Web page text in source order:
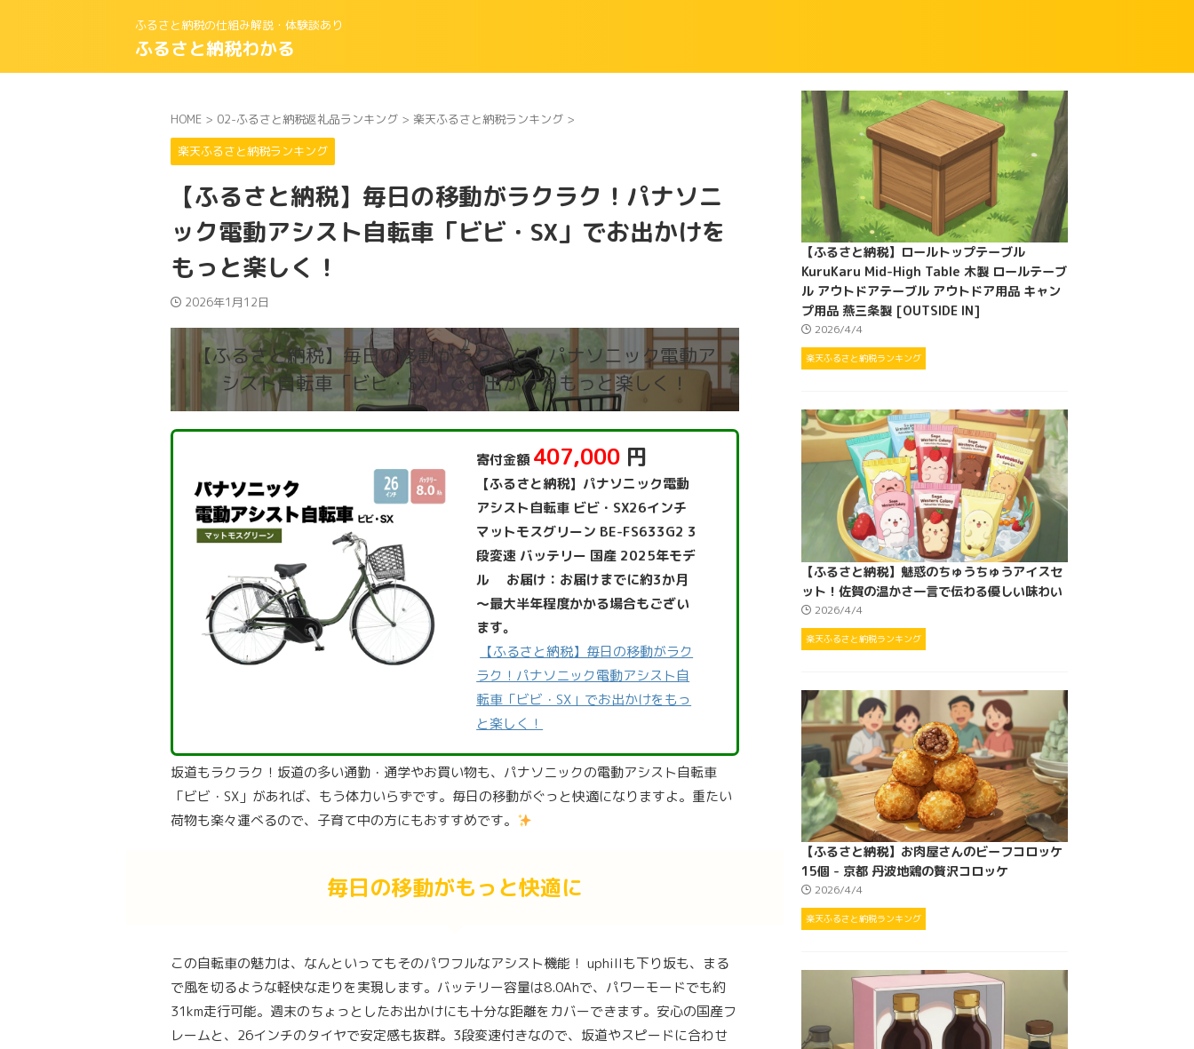
ふるさと納税の仕組み解説・体験談あり
ふるさと納税わかる
HOME > 02-ふるさと納税返礼品ランキング > 楽天ふるさと納税ランキング >
楽天ふるさと納税ランキング
【ふるさと納税】毎日の移動がラクラク！パナソニ
ック電動アシスト自転車「ビビ・SX」でお出かけを
もっと楽しく！
2026年1月12日
【ふるさと納税】毎日の移動がラクラク！パナソニック電動ア
シスト自転車「ビビ・SX」でお出かけをもっと楽しく！
寄付金額 407,000 円
【ふるさと納税】パナソニック電動
アシスト自転車 ビビ・SX26インチ
マットモスグリーン BE-FS633G2 3
段変速 バッテリー 国産 2025年モデ
ル お届け：お届けまでに約3か月
～最大半年程度かかる場合もござい
ます。
【ふるさと納税】毎日の移動がラク
ラク！パナソニック電動アシスト自
転車「ビビ・SX」でお出かけをもっ
と楽しく！
坂道もラクラク！坂道の多い通勤・通学やお買い物も、パナソニックの電動アシスト自転車
「ビビ・SX」があれば、もう体力いらずです。毎日の移動がぐっと快適になりますよ。重たい
荷物も楽々運べるので、子育て中の方にもおすすめです。
毎日の移動がもっと快適に
この自転車の魅力は、なんといってもそのパワフルなアシスト機能！ uphillも下り坂も、まる
で風を切るような軽快な走りを実現します。バッテリー容量は8.0Ahで、パワーモードでも約
31km走行可能。週末のちょっとしたお出かけにも十分な距離をカバーできます。安心の国産フ
レームと、26インチのタイヤで安定感も抜群。3段変速付きなので、坂道やスピードに合わせ
【ふるさと納税】ロールトップテーブル
KuruKaru Mid-High Table 木製 ロールテーブ
ル アウトドアテーブル アウトドア用品 キャン
プ用品 燕三条製 [OUTSIDE IN]
2026/4/4
楽天ふるさと納税ランキング
【ふるさと納税】魅惑のちゅうちゅうアイスセ
ット！佐賀の温かさ一言で伝わる優しい味わい
2026/4/4
楽天ふるさと納税ランキング
【ふるさと納税】お肉屋さんのビーフコロッケ
15個 - 京都 丹波地鶏の贅沢コロッケ
2026/4/4
楽天ふるさと納税ランキング